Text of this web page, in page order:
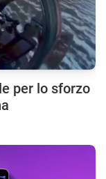
per lo sforzo